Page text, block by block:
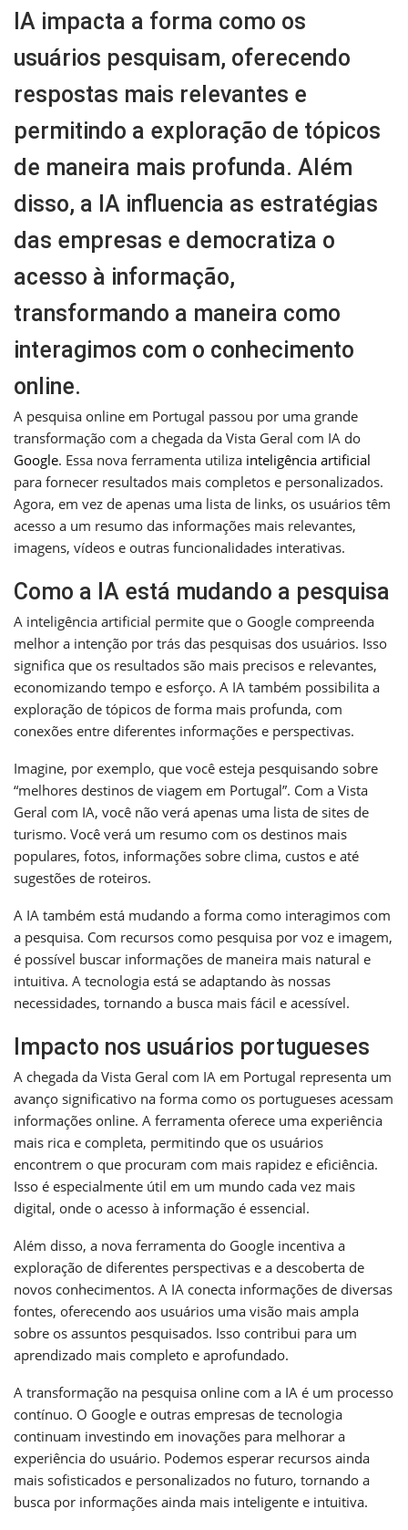
IA impacta a forma como os
usuários pesquisam, oferecendo
respostas mais relevantes e
permitindo a exploração de tópicos
de maneira mais profunda. Além
disso, a IA influencia as estratégias
das empresas e democratiza o
acesso à informação,
transformando a maneira como
interagimos com o conhecimento
online.
A pesquisa online em Portugal passou por uma grande
transformação com a chegada da Vista Geral com IA do
Google. Essa nova ferramenta utiliza inteligência artificial
para fornecer resultados mais completos e personalizados.
Agora, em vez de apenas uma lista de links, os usuários têm
acesso a um resumo das informações mais relevantes,
imagens, vídeos e outras funcionalidades interativas.
Como a IA está mudando a pesquisa
A inteligência artificial permite que o Google compreenda
melhor a intenção por trás das pesquisas dos usuários. Isso
significa que os resultados são mais precisos e relevantes,
economizando tempo e esforço. A IA também possibilita a
exploração de tópicos de forma mais profunda, com
conexões entre diferentes informações e perspectivas.
Imagine, por exemplo, que você esteja pesquisando sobre
“melhores destinos de viagem em Portugal”. Com a Vista
Geral com IA, você não verá apenas uma lista de sites de
turismo. Você verá um resumo com os destinos mais
populares, fotos, informações sobre clima, custos e até
sugestões de roteiros.
A IA também está mudando a forma como interagimos com
a pesquisa. Com recursos como pesquisa por voz e imagem,
é possível buscar informações de maneira mais natural e
intuitiva. A tecnologia está se adaptando às nossas
necessidades, tornando a busca mais fácil e acessível.
Impacto nos usuários portugueses
A chegada da Vista Geral com IA em Portugal representa um
avanço significativo na forma como os portugueses acessam
informações online. A ferramenta oferece uma experiência
mais rica e completa, permitindo que os usuários
encontrem o que procuram com mais rapidez e eficiência.
Isso é especialmente útil em um mundo cada vez mais
digital, onde o acesso à informação é essencial.
Além disso, a nova ferramenta do Google incentiva a
exploração de diferentes perspectivas e a descoberta de
novos conhecimentos. A IA conecta informações de diversas
fontes, oferecendo aos usuários uma visão mais ampla
sobre os assuntos pesquisados. Isso contribui para um
aprendizado mais completo e aprofundado.
A transformação na pesquisa online com a IA é um processo
contínuo. O Google e outras empresas de tecnologia
continuam investindo em inovações para melhorar a
experiência do usuário. Podemos esperar recursos ainda
mais sofisticados e personalizados no futuro, tornando a
busca por informações ainda mais inteligente e intuitiva.